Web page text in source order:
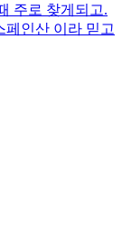
주로 찾게되고.
페인산 이라 믿고